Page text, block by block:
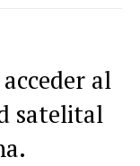
al
satelital